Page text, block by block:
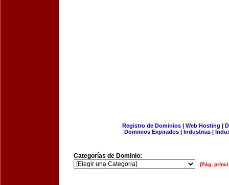
Registro de Dominios| Web Hosting |
Dominios Expirados | Industrias |
Categorías de Dominio:
[Pág.